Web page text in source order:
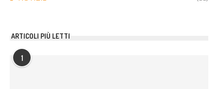
ARTICOLI PIÙ LETTI
1